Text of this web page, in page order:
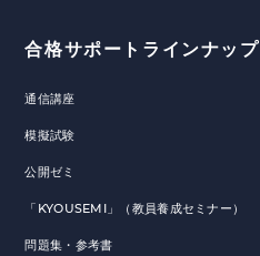
合格サポートラインナップ
通信講座
模擬試験
公開ゼミ
「KYOUSEMI」（教員養成セミナー）
問題集・参考書